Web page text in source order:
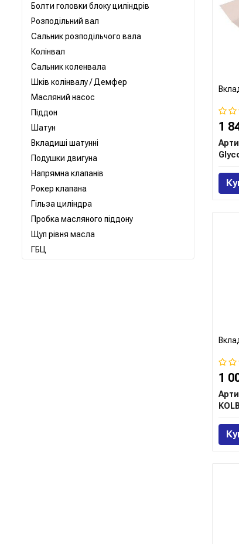
Болти головки блоку циліндрів
Розподільний вал
Сальник розподільчого вала
Колінвал
Сальник коленвала
Шків колінвалу / Демфер
Масляний насос
Піддон
Шатун
Вкладиші шатунні
Подушки двигуна
Напрямна клапанів
Рокер клапана
Гільза циліндра
Пробка масляного піддону
Щуп рівня масла
ГБЦ
1
1